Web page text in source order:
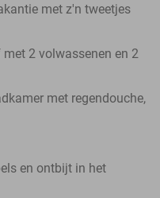
met z'n tweetjes
2 volwassenen en 2
met regendouche,
en ontbijt in het